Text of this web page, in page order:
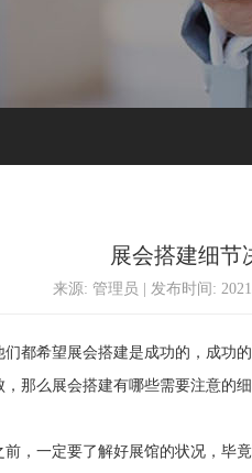
展会搭建细节
来源: 管理员 | 发布时间:
希望展会搭建是成功的，成功
那么展会搭建有哪些需要注意的
一定要了解好展馆的状况，毕